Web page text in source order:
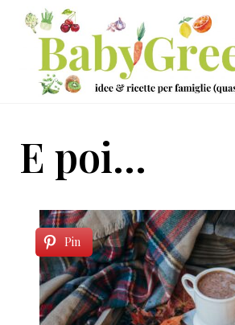
Menu
Passa
contenuto
principale
Passa
ricette
famiglie
(quasi)
green
E poi...
Pin